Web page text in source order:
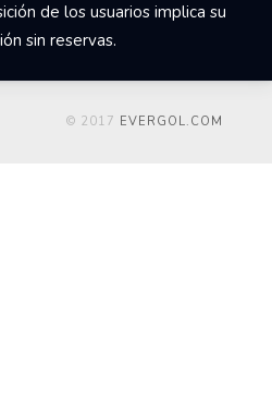
de los usuarios implica su
sin reservas.
© 2017 EVERGOL.COM